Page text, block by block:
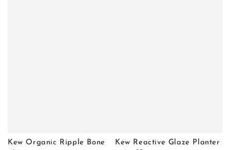
Kew Organic Ripple Bone
Kew Reactive Glaze Planter